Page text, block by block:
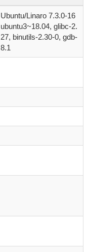
Ubuntu/Linaro 7.3.0-16
ubuntu3~18.04, glibc-2.
27, binutils-2.30-0, gdb-
8.1